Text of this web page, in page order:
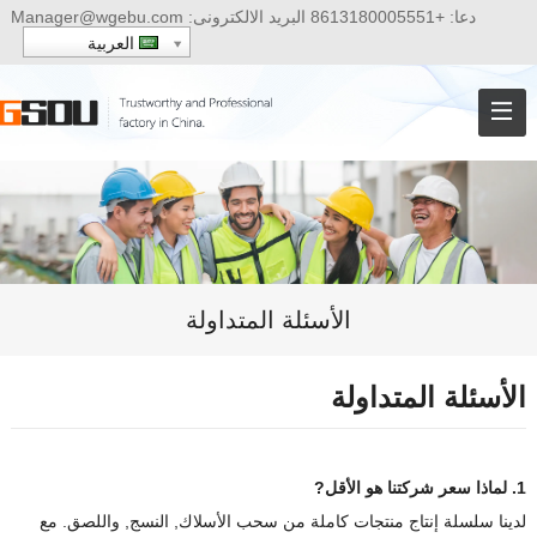
دعا:+8613180005551 البريد الالكترونى: Manager@wgebu.com
العربية
الأسئلة المتداولة
الأسئلة المتداولة
1. لماذا سعر شركتنا هو الأقل?
لدينا سلسلة إنتاج منتجات كاملة من سحب الأسلاك, النسج, واللصق. مع